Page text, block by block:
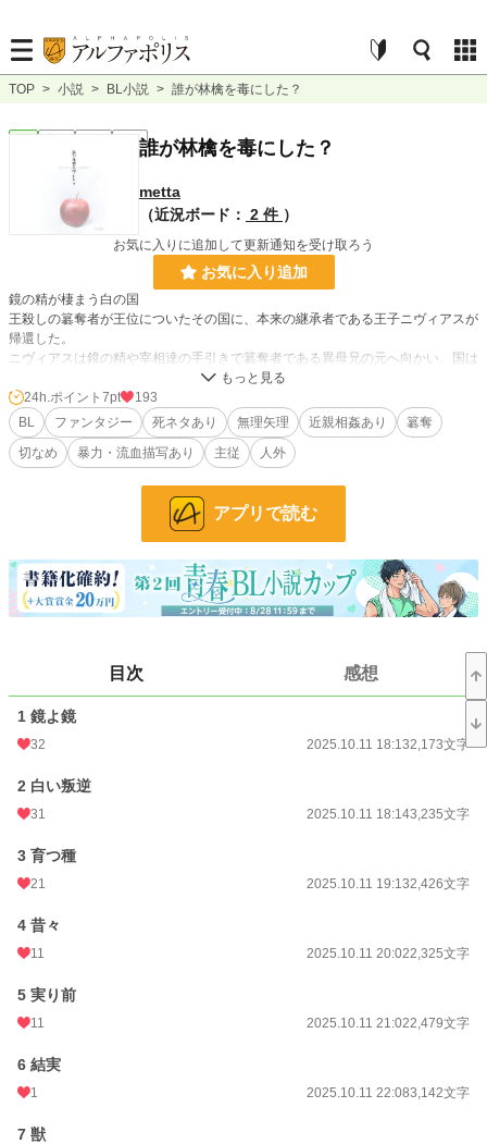
TOP > 小説 > BL小説 > 誰が林檎を毒にした？
R18誰が林檎を毒にした？
metta
（近況ボード： 2 件 ）
お気に入りに追加して更新通知を受け取ろう
お気に入り追加
鏡の精が棲まう白の国
王殺しの簒奪者が王位についたその国に、本来の継承者である王子ニヴィアスが
帰還した。
ニヴィアスは鏡の精や宰相達の手引きで簒奪者である異母兄の元へ向かい、国は
奪還した。しかし兄と鏡の精を失ったニヴィアスの心が晴れる事はなく――
何故優しい兄がこうなってしまったのか。
それを知るためにニヴィアスは自らの精霊に向かい、言霊を唱えた。
・ほんのりモチーフは白雪姫ですが、ほんのちょっとです。
・血の描写が多く、人も死にます。
・タグ等は充分にご注意下さい。
小説 37,179 位 / 228,619 件
BL 10,013 位 / 31,393 件
24h.ポイント 7 pt
初回公開日時
初回完結日時
週間ポイント
月間ポイント
年間ポイント
累計ポイント
24h.ポイント 7pt
193
BL
ファンタジー 死ネタあり 無理矢理 近親相姦あり
簒奪
切なめ
暴力・流血描写あり 主従 人外
アプリで読む
目次 感想
1 鏡よ鏡
32 2025.10.11 18:132,173文字
2 白い叛逆
31 2025.10.11 18:143,235文字
3 育つ種
21 2025.10.11 19:132,426文字
4 昔々
11 2025.10.11 20:022,325文字
5 実り前
11 2025.10.11 21:022,479文字
6 結実
1 2025.10.11 22:083,142文字
7 獣